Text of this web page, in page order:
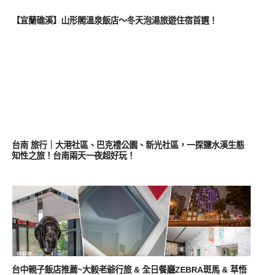
【宜蘭礁溪】山形閣溫泉飯店～冬天泡湯旅遊住宿首選！
台南 旅行｜大港社區、巴克禮公園、新光社區，一探鹽水溪生態
知性之旅！台南兩天一夜超好玩！
好好吃
台中親子飯店推薦~大毅老爺行旅 & 全日餐廳ZEBRA斑馬 & 草悟